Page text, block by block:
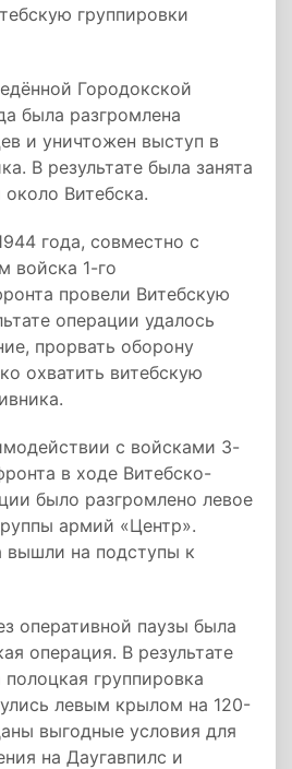
группировки
Городокской
была разгромлена
и уничтожен выступ в
В результате была занята
Витебска.
года, совместно с
войска 1-го
провели Витебскую
операции удалось
прорвать оборону
охватить витебскую
с войсками 3-
в ходе Витебско-
было разгромлено левое
армий «Центр».
вышли на подступы к
оперативной паузы была
операция. В результате
группировка
левым крылом на 120-
выгодные условия для
на Даугавпилс и